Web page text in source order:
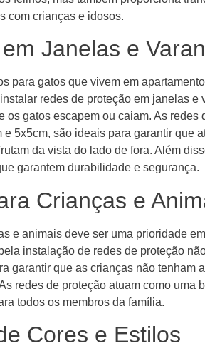
com crianças e idosos.
Janelas e
para gatos que vivem em
redes de proteção em janelas e
os gatos escapem ou caiam. As redes
e 5x5cm, são ideais para garantir que
da vista do lado de fora. Além
garantem durabilidade e segurança.
Crianças e
e animais deve ser uma prioridade
instalação de redes de proteção
garantir que as crianças não tenham
redes de proteção atuam como uma
todos os membros da família.
Cores e Estilos